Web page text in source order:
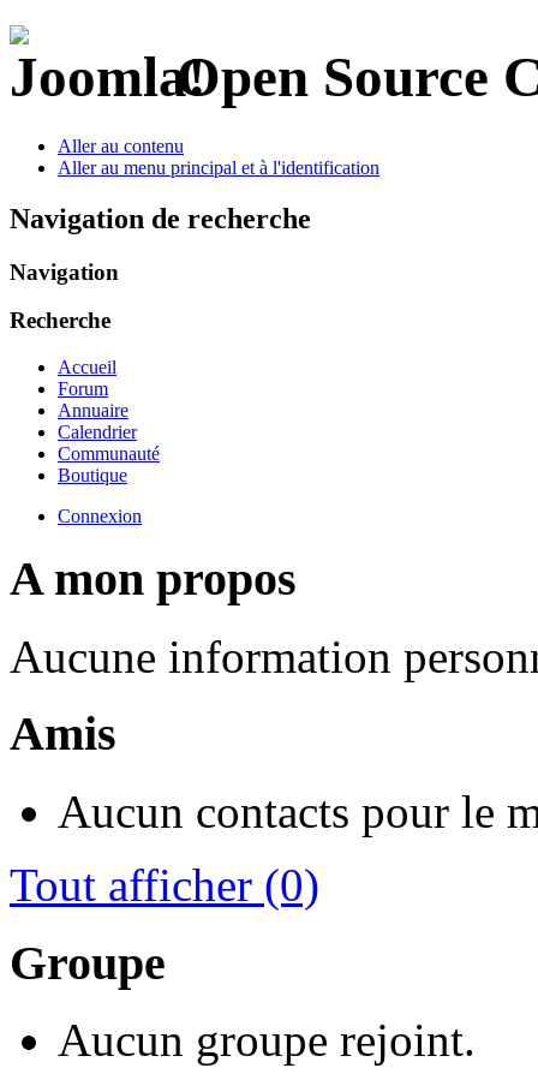
Open Source
Aller au contenu
Aller au menu principal et à l'identification
Navigation de recherche
Navigation
Recherche
Accueil
Forum
Annuaire
Calendrier
Communauté
Boutique
Connexion
A mon propos
Aucune information
Amis
Aucun contacts pour le
Tout afficher (0)
Groupe
Aucun groupe rejoint.